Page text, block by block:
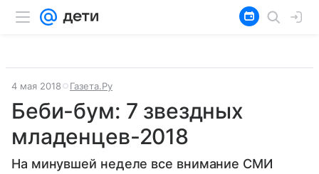
4 мая 2018 Газета.Ру
Беби-бум: 7 звездных
младенцев-2018
На минувшей неделе все внимание СМИ